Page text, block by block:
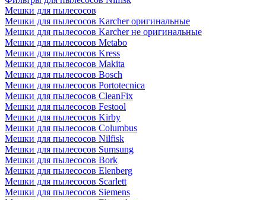
Мешки для пылесосов
Мешки для пылесосов Karcher оригинальные
Мешки для пылесосов Karcher не оригинальные
Мешки для пылесосов Metabo
Мешки для пылесосов Kress
Мешки для пылесосов Makita
Мешки для пылесосов Bosch
Мешки для пылесосов Portotecnica
Мешки для пылесосов CleanFix
Мешки для пылесосов Festool
Мешки для пылесосов Kirby
Мешки для пылесосов Columbus
Мешки для пылесосов Nilfisk
Мешки для пылесосов Sumsung
Мешки для пылесосов Bork
Мешки для пылесосов Elenberg
Мешки для пылесосов Scarlett
Мешки для пылесосов Siemens